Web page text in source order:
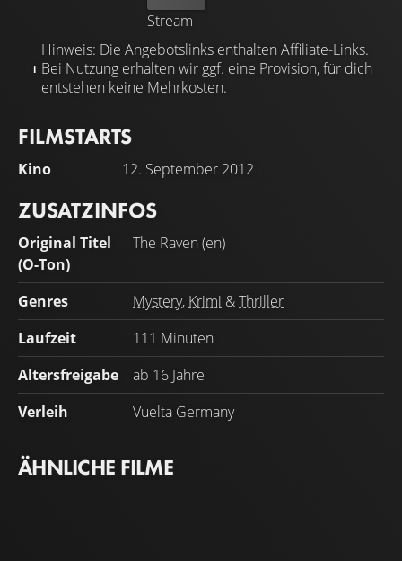
Stream
Hinweis: Die Angebotslinks enthalten Affiliate-Links.
Bei Nutzung erhalten wir ggf. eine Provision, für dich
entstehen keine Mehrkosten.
FILMSTARTS
Kino 12. September 2012
ZUSATZINFOS
Original Titel
(O-Ton)
The Raven (en)
Genres Mystery, Krimi &Thriller
Laufzeit
111 Minuten
Altersfreigabe
ab 16 Jahre
Verleih
Vuelta Germany
ÄHNLICHE FILME